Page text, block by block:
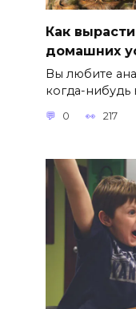
Как
домашних
Вы любите
когда-нибудь
0 217